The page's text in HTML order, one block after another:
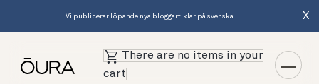
Vi publicerar löpande nya bloggartiklar på svenska. X
There are no items in your
cart